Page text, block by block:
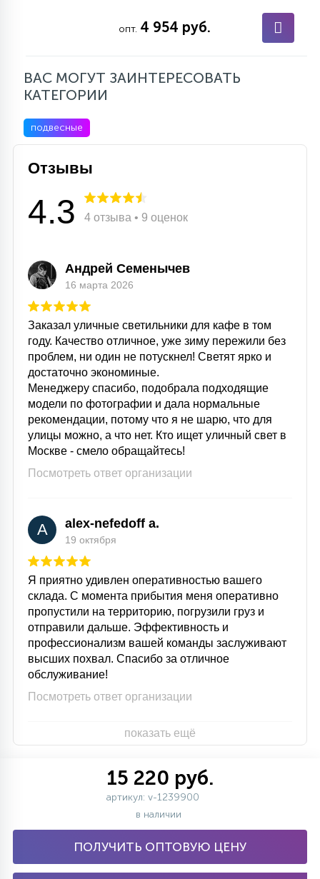
С УПРАВЛЕНИЕМ
АКСЕССУАРЫ
опт. 4 954 руб.
ВАС МОГУТ ЗАИНТЕРЕСОВАТЬ
КАТЕГОРИИ
подвесные
Отзывы
4.3 4 отзыва • 9 оценок
Андрей Семенычев
16 марта 2026
Заказал уличные светильники для кафе в том
году. Качество отличное, уже зиму пережили без
проблем, ни один не потускнел! Светят ярко и
достаточно экономиные.
Менеджеру спасибо, подобрала подходящие
модели по фотографии и дала нормальные
рекомендации, потому что я не шарю, что для
улицы можно, а что нет. Кто ищет уличный свет в
Москве - смело обращайтесь!
Посмотреть ответ организации
A alex-nefedoff a.
19 октября
Я приятно удивлен оперативностью вашего
склада. С момента прибытия меня оперативно
пропустили на территорию, погрузили груз и
отправили дальше. Эффективность и
профессионализм вашей команды заслуживают
высших похвал. Спасибо за отличное
обслуживание!
Посмотреть ответ организации
показать ещё
15 220 руб.
артикул: v-1239900
в наличии
ПОЛУЧИТЬ ОПТОВУЮ ЦЕНУ